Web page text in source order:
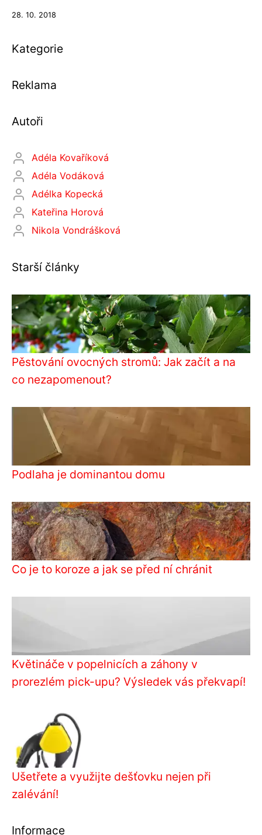
28. 10. 2018
Kategorie
Reklama
Autoři
Adéla Kovaříková
Adéla Vodáková
Adélka Kopecká
Kateřina Horová
Nikola Vondrášková
Starší články
Pěstování ovocných stromů: Jak začít a na
co nezapomenout?
Podlaha je dominantou domu
Co je to koroze a jak se před ní chránit
Květináče v popelnicích a záhony v
prorezlém pick-upu? Výsledek vás překvapí!
Ušetřete a využijte dešťovku nejen při
zalévání!
Informace